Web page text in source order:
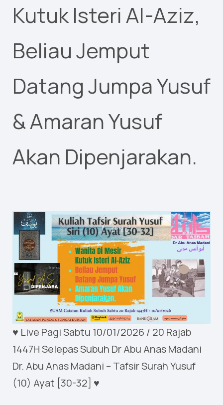
Kutuk Isteri Al-Aziz,
Beliau Jemput
Datang Jumpa Yusuf
& Amaran Yusuf
Akan Dipenjarakan.
♥ Live Pagi Sabtu 10/01/2026 / 20 Rajab
1447H Selepas Subuh Dr Abu Anas Madani
Dr. Abu Anas Madani – Tafsir Surah Yusuf
(10) Ayat [30-32] ♥